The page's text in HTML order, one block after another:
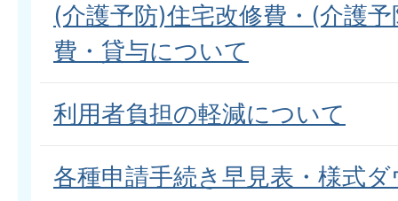
(介護予防)住宅改修費・(介護
費・貸与について
利用者負担の軽減について
各種申請手続き早見表・様式